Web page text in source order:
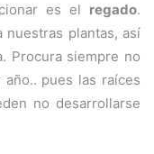
es el regado.
plantas, así
Procura siempre no
pues las raíces
no desarrollarse